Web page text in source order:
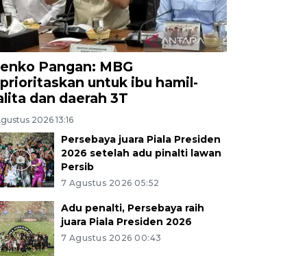
Pangan: MBG
untuk ibu hamil-
dan daerah 3T
2026 13:16
Persebaya juara Piala Presiden
2026 setelah adu pinalti lawan
Persib
7 Agustus 2026 05:52
Adu penalti, Persebaya raih
juara Piala Presiden 2026
7 Agustus 2026 00:43